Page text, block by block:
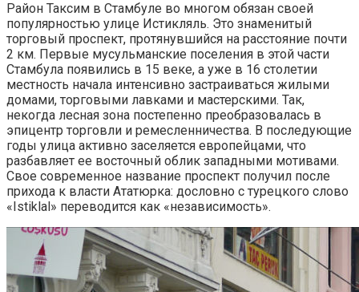
Район Таксим в Стамбуле во многом обязан своей
популярностью улице Истикляль. Это знаменитый
торговый проспект, протянувшийся на расстояние почти
2 км. Первые мусульманские поселения в этой части
Стамбула появились в 15 веке, а уже в 16 столетии
местность начала интенсивно застраиваться жилыми
домами, торговыми лавками и мастерскими. Так,
некогда лесная зона постепенно преобразовалась в
эпицентр торговли и ремесленничества. В последующие
годы улица активно заселяется европейцами, что
разбавляет ее восточный облик западными мотивами.
Свое современное название проспект получил после
прихода к власти Ататюрка: дословно с турецкого слово
«Istiklal» переводится как «независимость».